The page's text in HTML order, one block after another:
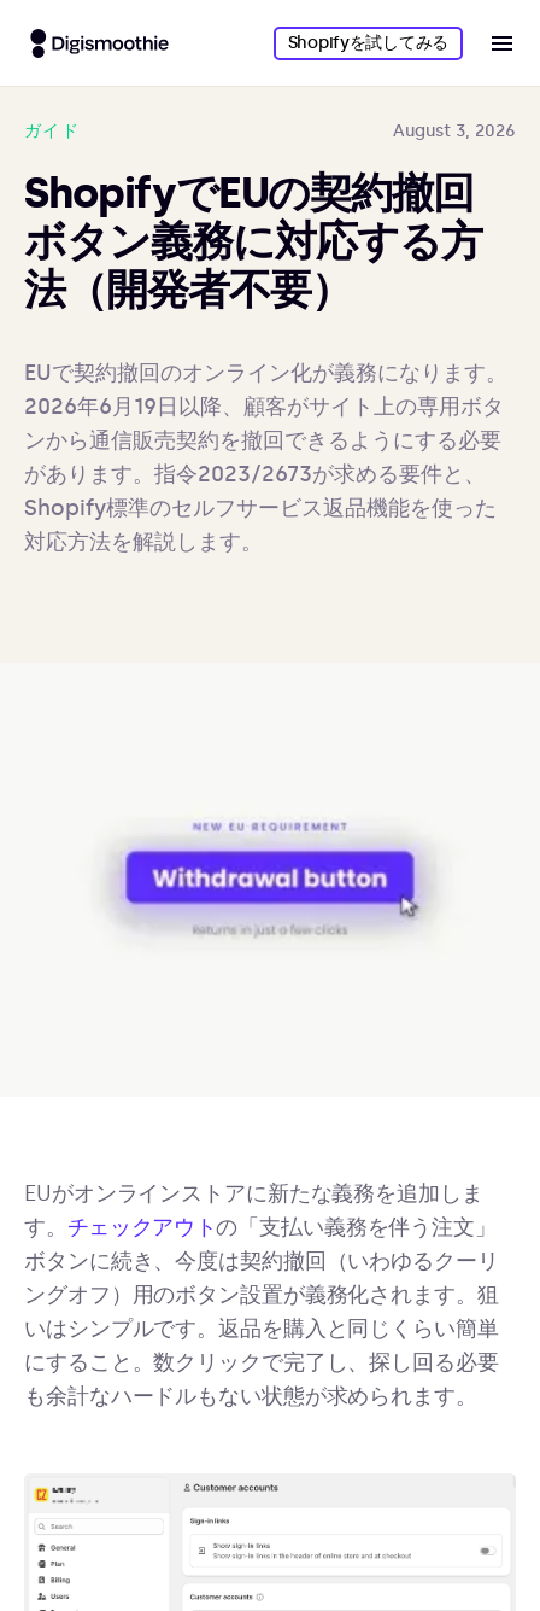
Shopifyを試してみる
ガイド August 3, 2026
ShopifyでEUの契約撤回
ボタン義務に対応する方
法（開発者不要）
EUで契約撤回のオンライン化が義務になります。
2026年6月19日以降、顧客がサイト上の専用ボタ
ンから通信販売契約を撤回できるようにする必要
があります。指令2023/2673が求める要件と、
Shopify標準のセルフサービス返品機能を使った
対応方法を解説します。
EUがオンラインストアに新たな義務を追加しま
す。 チェックアウトの「支払い義務を伴う注文」
ボタンに続き、今度は契約撤回（いわゆるクーリ
ングオフ）用のボタン設置が義務化されます。狙
いはシンプルです。返品を購入と同じくらい簡単
にすること。数クリックで完了し、探し回る必要
も余計なハードルもない状態が求められます。